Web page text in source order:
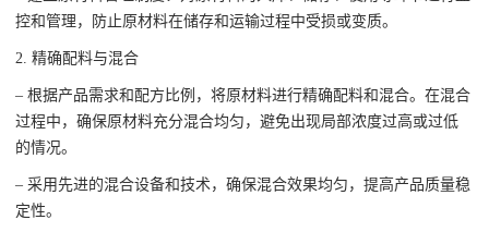
控和管理，防止原材料在储存和运输过程中受损或变质。
2. 精确配料与混合
– 根据产品需求和配方比例，将原材料进行精确配料和混合。在混合
过程中，确保原材料充分混合均匀，避免出现局部浓度过高或过低
的情况。
– 采用先进的混合设备和技术，确保混合效果均匀，提高产品质量稳
定性。